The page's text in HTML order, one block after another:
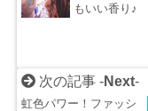
もいい香り♪
次の記事 -Next-
虹色パワー！ファッシ